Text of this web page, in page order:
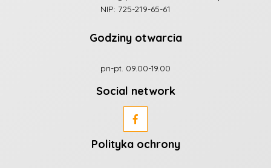
NIP: 725-219-65-61
Godziny otwarcia
pn-pt. 09.00-19.00
Social network
Polityka ochrony